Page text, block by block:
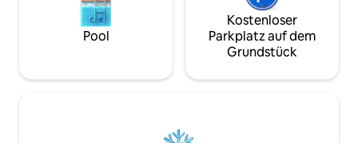
Pool
Kostenloser
Parkplatz auf dem
Grundstück